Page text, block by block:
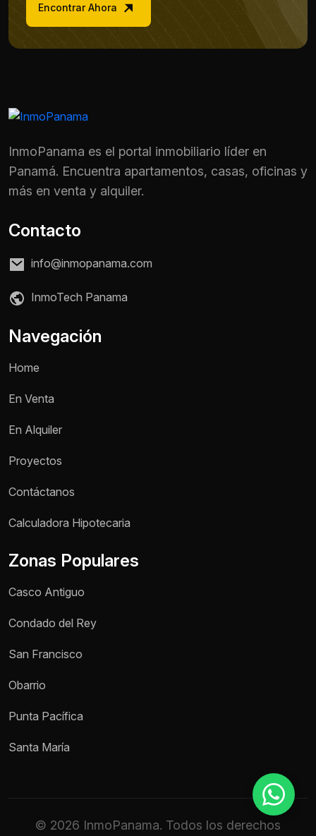
Teléfono / WhatsApp *
Encontrar Ahora
InmoPanama es el portal inmobiliario líder en
Panamá. Encuentra apartamentos, casas, oficinas y
más en venta y alquiler.
Contacto
info@inmopanama.com
InmoTech Panama
Navegación
Home
En Venta
En Alquiler
Proyectos
Contáctanos
Calculadora Hipotecaria
Zonas Populares
Casco Antiguo
Condado del Rey
San Francisco
Obarrio
Punta Pacífica
Santa María
© 2026 InmoPanama. Todos los derechos